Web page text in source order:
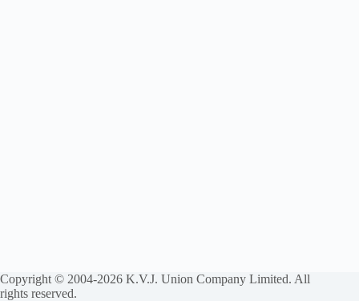
Copyright © 2004-2026 K.V.J. Union Company Limited. All
rights reserved.